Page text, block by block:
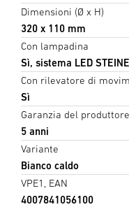
Dimensioni (Ø x H)
320 x 110 mm
Con lampadina
Sì, sistema LED
Con rilevatore di
Sì
Garanzia del produttore
5 anni
Variante
Bianco caldo
VPE1, EAN
4007841056100